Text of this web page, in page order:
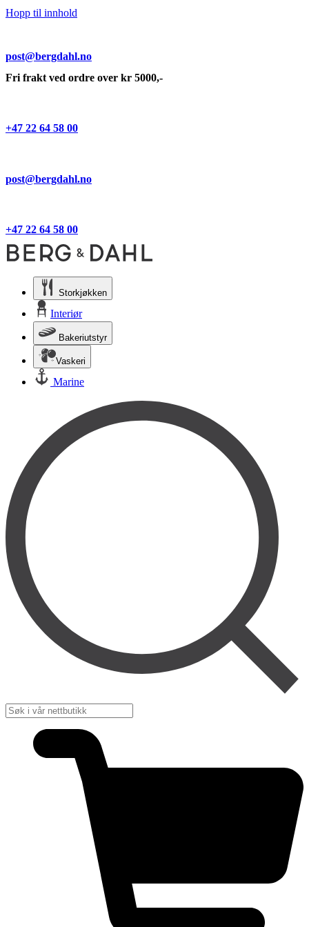
Hopp til innhold
post@bergdahl.no
Fri frakt ved ordre over kr 5000,-
+47 22 64 58 00
post@bergdahl.no
+47 22 64 58 00
Storkjøkken
Interiør
Bakeriutstyr
Vaskeri
Marine